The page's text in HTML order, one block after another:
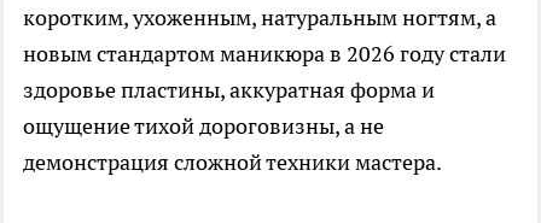
коротким, ухоженным, натуральным ногтям, а
новым стандартом маникюра в 2026 году стали
здоровье пластины, аккуратная форма и
ощущение тихой дороговизны, а не
демонстрация сложной техники мастера.